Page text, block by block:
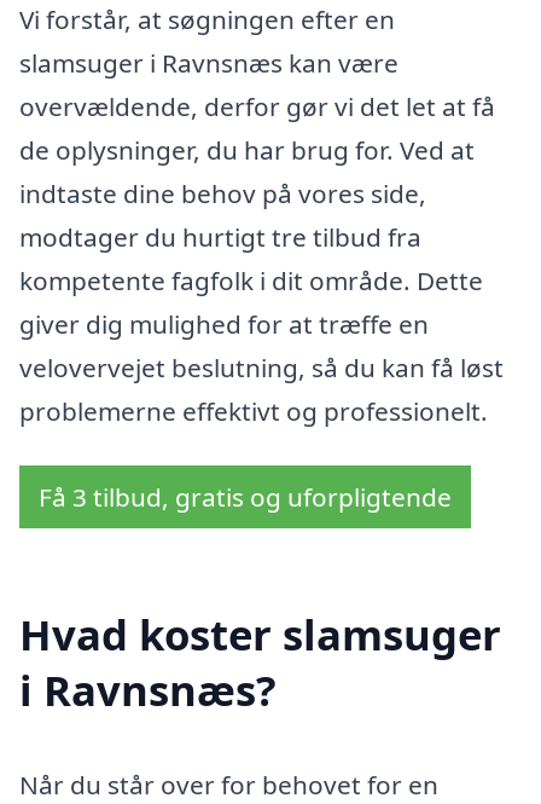
Vi forstår, at søgningen efter en
slamsuger i Ravnsnæs kan være
overvældende, derfor gør vi det let at få
de oplysninger, du har brug for. Ved at
indtaste dine behov på vores side,
modtager du hurtigt tre tilbud fra
kompetente fagfolk i dit område. Dette
giver dig mulighed for at træffe en
velovervejet beslutning, så du kan få løst
problemerne effektivt og professionelt.
Få 3 tilbud, gratis og uforpligtende
Hvad koster slamsuger
i Ravnsnæs?
Når du står over for behovet for en